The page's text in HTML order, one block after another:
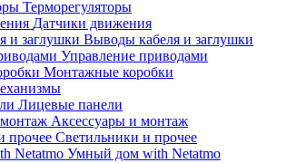
Терморегуляторы
Датчики движения
Выводы кабеля и заглушки
Управление приводами
Монтажные коробки
Лицевые панели
Аксессуары и монтаж
Светильники и прочее
Умный дом with Netatmo